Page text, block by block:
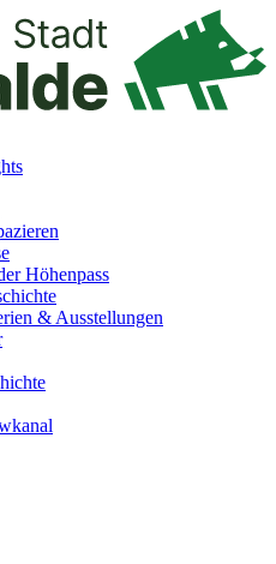
Höhenpass
& Ausstellungen